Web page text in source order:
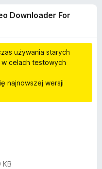
Downloader For
używania starych
celach testowych
najnowszej wersji
KB